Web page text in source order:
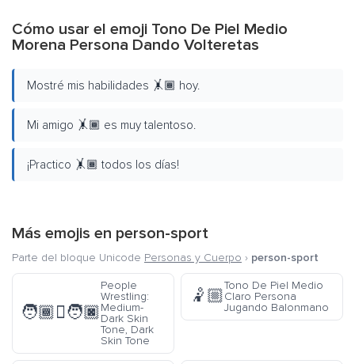
Cómo usar el emoji Tono De Piel Medio
Morena Persona Dando Volteretas
Mostré mis habilidades 🤸🏾 hoy.
Mi amigo 🤸🏾 es muy talentoso.
¡Practico 🤸🏾 todos los días!
Más emojis en person-sport
Parte del bloque Unicode Personas y Cuerpo › person-sport
🧑🏾‍🫯‍🧑🏿
People
Wrestling:
Medium-
Dark Skin
Tone, Dark
Skin Tone
🤾🏼
Tono De Piel Medio
Claro Persona
Jugando Balonmano